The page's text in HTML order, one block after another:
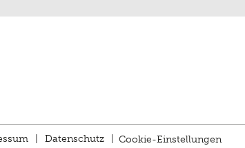
Datenschutz Cookie-Einstellungen